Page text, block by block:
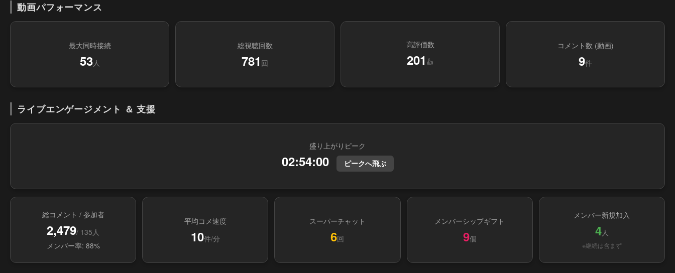
動画パフォーマンス
最大同時接続
53人
総視聴回数
781 回
高評価数
201 👍
コメント数 (動画)
9件
ライブエンゲージメント ＆ 支援
盛り上がりピーク
02:54:00 ピークへ飛ぶ
総コメント / 参加者
2,479/ 135人
メンバー率: 88%
平均コメ速度
10件/分
スーパーチャット
6回
メンバーシップギフト
9個
メンバー新規加入
4人
※継続は含まず